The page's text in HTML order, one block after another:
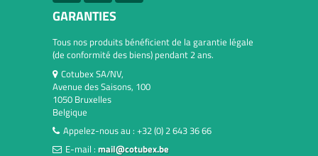
GARANTIES
Tous nos produits bénéficient de la garantie légale
(de conformité des biens) pendant 2 ans.
Cotubex SA/NV,
Avenue des Saisons, 100
1050 Bruxelles
Belgique
Appelez-nous au : +32 (0) 2 643 36 66
E-mail : mail@cotubex.be